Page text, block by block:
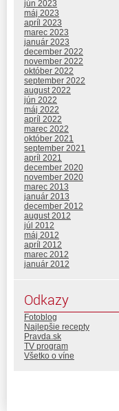
jún 2023
máj 2023
apríl 2023
marec 2023
január 2023
december 2022
november 2022
október 2022
september 2022
august 2022
jún 2022
máj 2022
apríl 2022
marec 2022
október 2021
september 2021
apríl 2021
december 2020
november 2020
marec 2013
január 2013
december 2012
august 2012
júl 2012
máj 2012
apríl 2012
marec 2012
január 2012
Odkazy
Fotoblog
Najlepšie recepty
Pravda.sk
TV program
Všetko o víne